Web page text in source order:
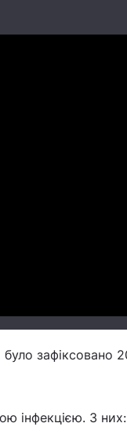
зафіксовано
інфекцією. З них: